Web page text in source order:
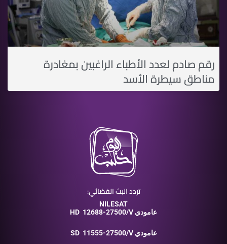
رقم صادم لعدد اﻷطباء الراغبين بمغادرة
مناطق سيطرة اﻷسد
تردد البث الفضائي:
NILESAT
HD
12688-27500/V عامودي
SD 11555-27500/V عامودي